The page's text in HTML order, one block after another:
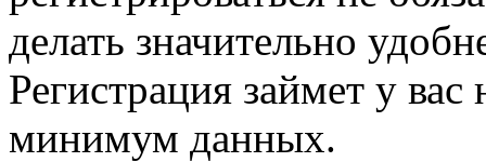
делать значительно
Регистрация займет у
минимум данных.